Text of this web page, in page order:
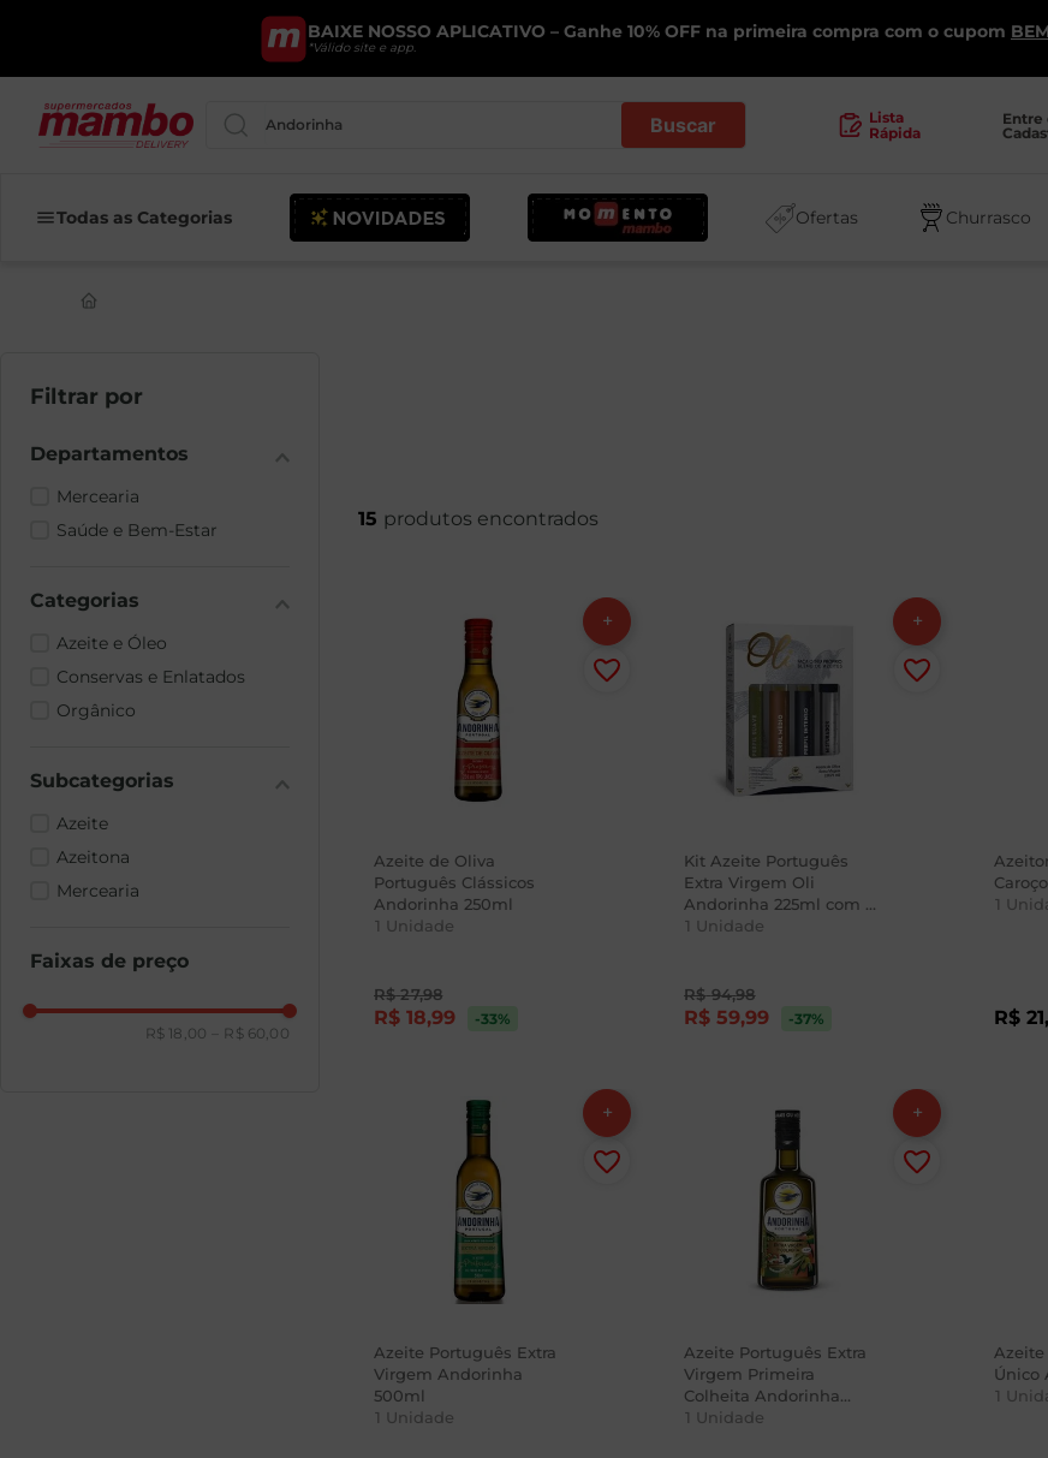
BAIXE NOSSO APLICATIVO – Ganhe 10% OFF na primeira compra com o cupom
*Válido site e app.
Pesquise por produtos ou marcas...
Lista
Rápida
Entre
Todas as Categorias Ofertas Churrasco
Mercearia
Saúde e Bem-Estar
Azeite e Óleo
Conservas e Enlatados
Orgânico
Azeite
Azeitona
Mercearia
Faixas de preço
R$ 18,00 R$ 60,00
15
Azeite de Oliva
Português Clássicos
Andorinha 250ml
1 Unidade
R$ 27,98
R$ 18,99 -33%
Kit Azeite Português
Extra Virgem Oli
Andorinha 225ml com 3
Unidades
1 Unidade
R$ 94,98
R$ 59,99 -37%
1
R$ 21
Azeite Português Extra
Virgem Andorinha
500ml
1 Unidade
Azeite Português Extra
Virgem Primeira
Colheita Andorinha
500ml
1 Unidade
Único
1